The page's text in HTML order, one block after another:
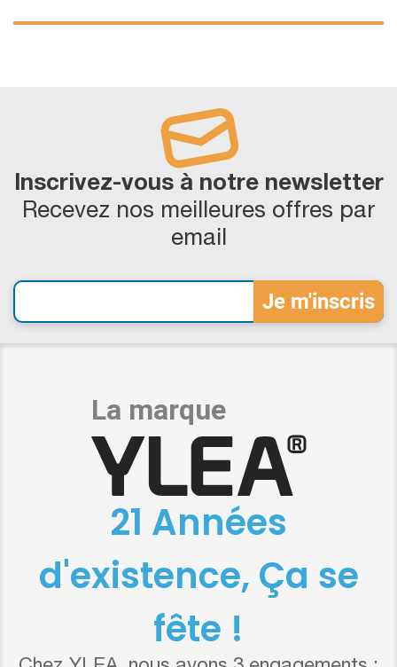
Inscrivez-vous à notre newsletter
Recevez nos meilleures offres par
email
21 Années
d'existence, Ça se
fête !